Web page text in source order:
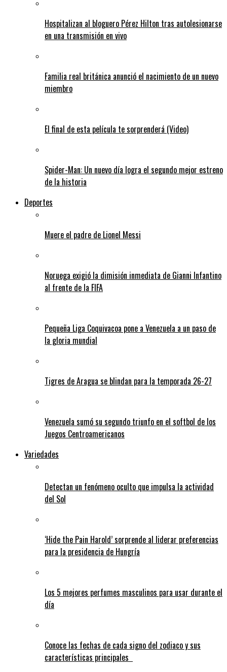
Hospitalizan al bloguero Pérez Hilton tras autolesionarse
en una transmisión en vivo
Familia real británica anunció el nacimiento de un nuevo
miembro
El final de esta película te sorprenderá (Video)
Spider-Man: Un nuevo día logra el segundo mejor estreno
de la historia
Deportes
Muere el padre de Lionel Messi
Noruega exigió la dimisión inmediata de Gianni Infantino
al frente de la FIFA
Pequeña Liga Coquivacoa pone a Venezuela a un paso de
la gloria mundial
Tigres de Aragua se blindan para la temporada 26-27
Venezuela sumó su segundo triunfo en el softbol de los
Juegos Centroamericanos
Variedades
Detectan un fenómeno oculto que impulsa la actividad
del Sol
‘Hide the Pain Harold’ sorprende al liderar preferencias
para la presidencia de Hungría
Los 5 mejores perfumes masculinos para usar durante el
día
Conoce las fechas de cada signo del zodiaco y sus
características principales